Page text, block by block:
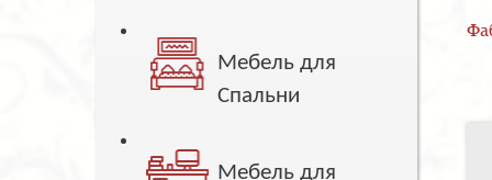
Мебель для
Спальни
Мебель для